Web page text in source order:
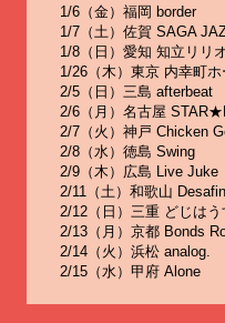
1/6（金）福岡 border
1/7（土）佐賀 SAGA
1/8（日）愛知 知立リリ
1/26（木）東京 内幸町ホ
2/5（日）三島 afterbeat
2/6（月）名古屋
2/7（火）神戸 Chicken
2/8（水）徳島 Swing
2/9（木）広島 Live Juke
2/11（土）和歌山
2/12（日）三重 どじはう
2/13（月）京都 Bonds
2/14（火）浜松 analog.
2/15（水）甲府 Alone